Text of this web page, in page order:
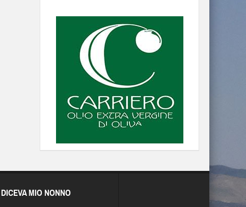
DICEVA MIO NONNO